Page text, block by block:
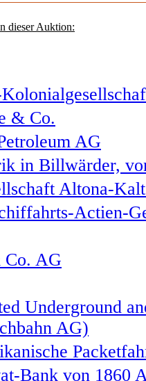
dieser Auktion:
& Co.
AG
in Billwärder,
Altona-
Actien-
Co. AG
Underground
AG)
Bank von 1860